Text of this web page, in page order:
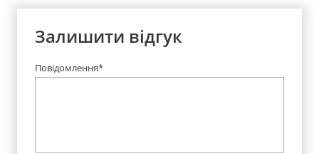
Залишити відгук
Повідомлення*